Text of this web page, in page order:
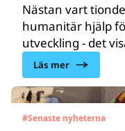
Nästan vart
humanitär hjälp
utveckling - det
Humanitarian
minskar
från rika länder
Läs mer
#Senaste nyheterna